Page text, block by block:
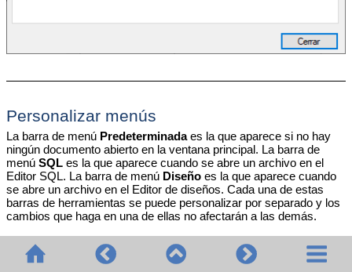
Personalizar menús
La barra de menú Predeterminadaes la que aparece si no hay
ningún documento abierto en la ventana principal. La barra de
menú SQLes la que aparece cuando se abre un archivo en el
Editor SQL. La barra de menú Diseñoes la que aparece cuando
se abre un archivo en el Editor de diseños. Cada una de estas
barras de herramientas se puede personalizar por separado y los
cambios que haga en una de ellas no afectarán a las demás.
Para personalizar una barra de herramientas, selecciónela en la
lista desplegable Mostrar menús para
. Ahora cambie a la